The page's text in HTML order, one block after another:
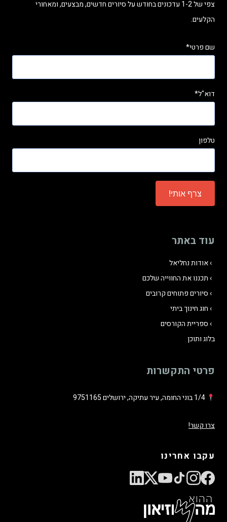
צפי של 1-2 עדכונים בחודש על סיורים חדשים, מבצעים, ומאחורי
הקלעים.
שם פרטי*
דוא"ל*
טלפון
עוד באתר
אודות נחליאל
תכננו את החווייה שלכם
סיורים פתוחים קרובים
חוג חינוך ביתי
ספריית הקורסים
בלוג ותוכן
פרטי התקשרות
צרו קשר!
עקבו אחרינו